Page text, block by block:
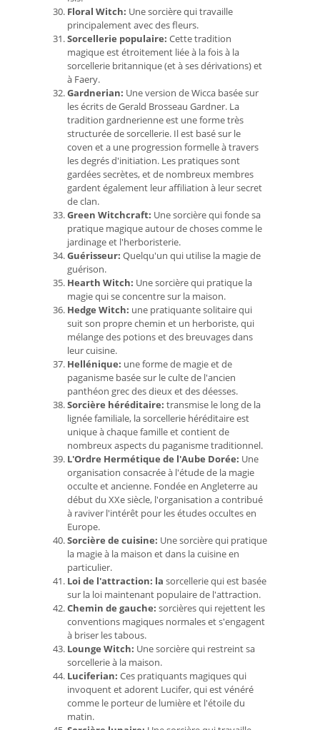
Floral Witch: Une sorcière qui travaille
principalement avec des fleurs.
Sorcellerie populaire: Cette tradition
magique est étroitement liée à la fois à la
sorcellerie britannique (et à ses dérivations) et
à Faery.
Gardnerian: Une version de Wicca basée sur
les écrits de Gerald Brosseau Gardner. La
tradition gardnerienne est une forme très
structurée de sorcellerie. Il est basé sur le
coven et a une progression formelle à travers
les degrés d'initiation. Les pratiques sont
gardées secrètes, et de nombreux membres
gardent également leur affiliation à leur secret
de clan.
Green Witchcraft: Une sorcière qui fonde sa
pratique magique autour de choses comme le
jardinage et l'herboristerie.
Guérisseur: Quelqu'un qui utilise la magie de
guérison.
Hearth Witch: Une sorcière qui pratique la
magie qui se concentre sur la maison.
Hedge Witch: une pratiquante solitaire qui
suit son propre chemin et un herboriste, qui
mélange des potions et des breuvages dans
leur cuisine.
Hellénique: une forme de magie et de
paganisme basée sur le culte de l'ancien
panthéon grec des dieux et des déesses.
Sorcière héréditaire: transmise le long de la
lignée familiale, la sorcellerie héréditaire est
unique à chaque famille et contient de
nombreux aspects du paganisme traditionnel.
L'Ordre Hermétique de l'Aube Dorée: Une
organisation consacrée à l'étude de la magie
occulte et ancienne. Fondée en Angleterre au
début du XXe siècle, l'organisation a contribué
à raviver l'intérêt pour les études occultes en
Europe.
Sorcière de cuisine: Une sorcière qui pratique
la magie à la maison et dans la cuisine en
particulier.
Loi de l'attraction: la sorcellerie qui est basée
sur la loi maintenant populaire de l'attraction.
Chemin de gauche: sorcières qui rejettent les
conventions magiques normales et s'engagent
à briser les tabous.
Lounge Witch: Une sorcière qui restreint sa
sorcellerie à la maison.
Luciferian: Ces pratiquants magiques qui
invoquent et adorent Lucifer, qui est vénéré
comme le porteur de lumière et l'étoile du
matin.